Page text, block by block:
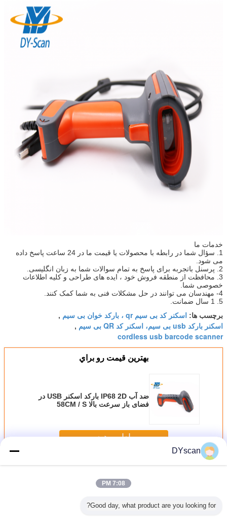
خدمات ما
1. سؤال شما در رابطه با محصولات یا قیمت ما در 24 ساعت پاسخ داده
می شود.
2. پرسنل باتجربه برای پاسخ به تمام سوالات شما به زبان انگلیسی.
3. محافظت از منطقه فروش خود ، ایده های طراحی و کلیه اطلاعات
خصوصی شما.
4- مهندسان می توانند در حل مشکلات فنی به شما کمک کنند.
5. 1 سال ضمانت.
برچسب ها: اسکنر کد بی سیم qr ، بارکد خوان بی سیم ,
اسکنر بارکد usb بی سیم، اسکنر کد QR بی سیم ,
cordless usb barcode scanner
بهترين قيمت رو براي
ضد آب IP68 2D بارکد اسکنر USB در
فضای باز سرعت بالا 58CM / S
ادامه هید
بیشاسکنر بارکد 2D
DYscan
7:08 PM
Good day, what product are you looking for?